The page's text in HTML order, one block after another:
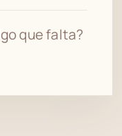
que falta?